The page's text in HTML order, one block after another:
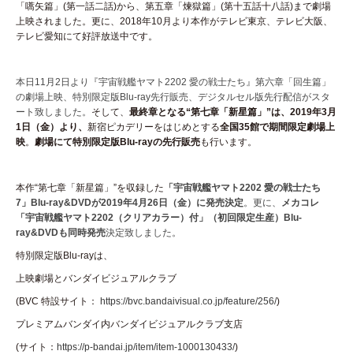
「嚆矢篇」(第一話二話)から、第五章「煉獄篇」(第十五話十八話)まで劇場
上映されました。更に、2018年10月より本作がテレビ東京、テレビ大阪、
テレビ愛知にて好評放送中です。
本日11月2日より『宇宙戦艦ヤマト2202 愛の戦士たち』第六章「回生篇」
の劇場上映、特別限定版Blu-ray先行販売、デジタルセル版先行配信がスタ
ート致しました。 そして、 最終章となる“第七章「新星篇」”は、2019年3月
1日（金）より、 新宿ピカデリーをはじめとする全国35館で期間限定劇場上
映。 劇場にて特別限定版Blu-rayの先行販売も行います。
本作“第七章「新星篇」”を収録した 「宇宙戦艦ヤマト2202 愛の戦士たち
7」 Blu-ray&DVDが2019年4月26日（金）に発売決定。 更に、 メカコレ
「宇宙戦艦ヤマト2202（クリアカラー）付」（初回限定生産）
Blu-
ray&DVDも同時発売決定致しました。
特別限定版Blu-rayは、
上映劇場とバンダイビジュアルクラブ
(BVC 特設サイト： https://bvc.bandaivisual.co.jp/feature/256/)
プレミアムバンダイ内バンダイビジュアルクラブ支店
(サイト： https://p-bandai.jp/item/item-1000130433/)